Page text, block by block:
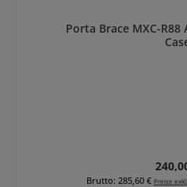
Porta Brace MXC-
Brutto: 285,60 € Preise